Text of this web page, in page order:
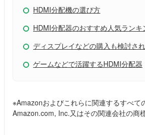
HDMI分配機の選び方
HDMI分配器のおすすめ人気ランキ
ディスプレイなどの購入も検討さ
ゲームなどで活躍するHDMI分配器
※Amazonおよびこれらに関連するすべて
Amazon.com, Inc.又はその関連会社の商標